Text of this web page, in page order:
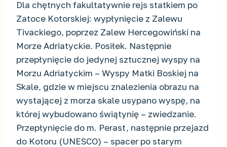
Dla chętnych fakultatywnie rejs statkiem po
Zatoce Kotorskiej: wypłynięcie z Zalewu
Tivackiego, poprzez Zalew Hercegowiński na
Morze Adriatyckie. Posiłek. Następnie
przepłynięcie do jedynej sztucznej wyspy na
Morzu Adriatyckim – Wyspy Matki Boskiej na
Skale, gdzie w miejscu znalezienia obrazu na
wystającej z morza skale usypano wyspę, na
której wybudowano świątynię – zwiedzanie.
Przepłynięcie do m. Perast, następnie przejazd
do Kotoru (UNESCO) – spacer po starym